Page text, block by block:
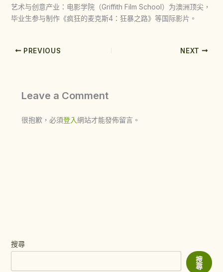
艺术与创意产业：电影学院（Griffith Film School）为澳洲顶尖，
毕业生参与制作《疯狂的麦克斯4：狂暴之路》等国际影片。
PREVIOUS NEXT
Leave a Comment
很抱歉，必須登入網站才能發佈留言。
搜尋
搜
尋